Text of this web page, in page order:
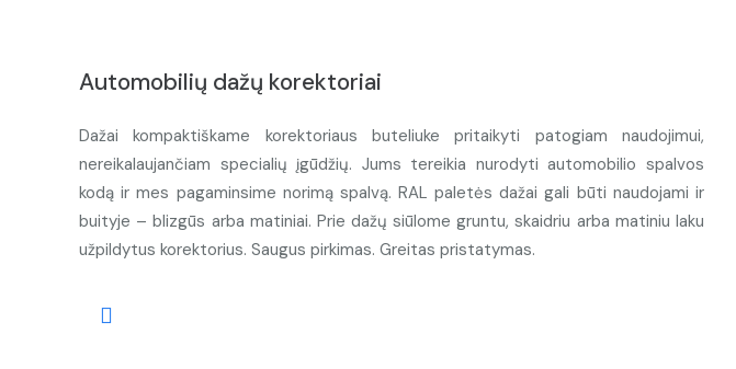
Automobilių dažų korektoriai
Dažai kompaktiškame korektoriaus buteliuke pritaikyti patogiam naudojimui,
nereikalaujančiam specialių įgūdžių. Jums tereikia nurodyti automobilio spalvos
kodą ir mes pagaminsime norimą spalvą. RAL paletės dažai gali būti naudojami ir
buityje – blizgūs arba matiniai. Prie dažų siūlome gruntu, skaidriu arba matiniu laku
užpildytus korektorius. Saugus pirkimas. Greitas pristatymas.